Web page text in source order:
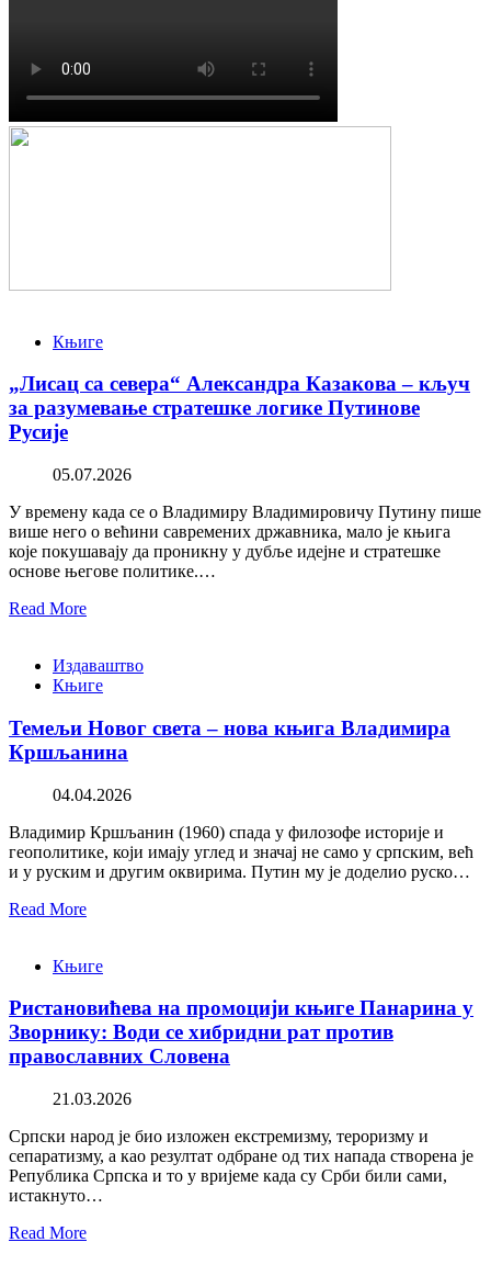
Књиге
„Лисац са севера“ Александра Казакова – кључ
за разумевање стратешке логике Путинове
Русије
05.07.2026
У времену када се о Владимиру Владимировичу Путину пише
више него о већини савремених државника, мало је књига
које покушавају да проникну у дубље идејне и стратешке
основе његове политике.…
Read More
Издаваштво
Књиге
Темељи Новог света – нова књига Владимира
Кршљанина
04.04.2026
Владимир Кршљанин (1960) спада у филозофе историје и
геополитике, који имају углед и значај не само у српским, већ
и у руским и другим оквирима. Путин му је доделио руско…
Read More
Књиге
Ристановићева на промоцији књиге Панарина у
Зворнику: Води се хибридни рат против
православних Словена
21.03.2026
Српски народ је био изложен екстремизму, тероризму и
сепаратизму, а као резултат одбране од тих напада створена је
Република Српска и то у вријеме када су Срби били сами,
истакнуто…
Read More